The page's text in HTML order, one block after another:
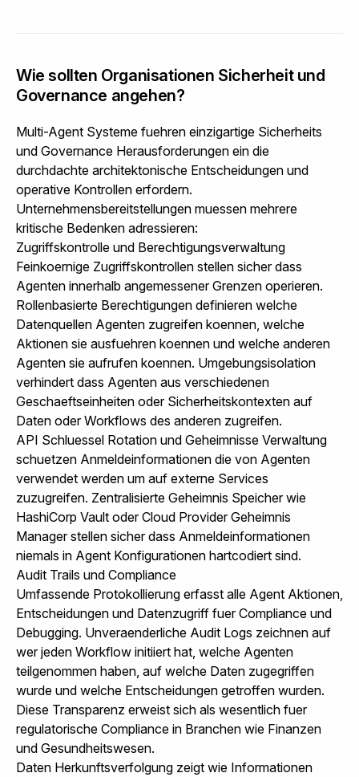
Wie sollten Organisationen Sicherheit und
Governance angehen?
Multi-Agent Systeme fuehren einzigartige Sicherheits
und Governance Herausforderungen ein die
durchdachte architektonische Entscheidungen und
operative Kontrollen erfordern.
Unternehmensbereitstellungen muessen mehrere
kritische Bedenken adressieren:
Zugriffskontrolle und Berechtigungsverwaltung
Feinkoernige Zugriffskontrollen stellen sicher dass
Agenten innerhalb angemessener Grenzen operieren.
Rollenbasierte Berechtigungen definieren welche
Datenquellen Agenten zugreifen koennen, welche
Aktionen sie ausfuehren koennen und welche anderen
Agenten sie aufrufen koennen. Umgebungsisolation
verhindert dass Agenten aus verschiedenen
Geschaeftseinheiten oder Sicherheitskontexten auf
Daten oder Workflows des anderen zugreifen.
API Schluessel Rotation und Geheimnisse Verwaltung
schuetzen Anmeldeinformationen die von Agenten
verwendet werden um auf externe Services
zuzugreifen. Zentralisierte Geheimnis Speicher wie
HashiCorp Vault oder Cloud Provider Geheimnis
Manager stellen sicher dass Anmeldeinformationen
niemals in Agent Konfigurationen hartcodiert sind.
Audit Trails und Compliance
Umfassende Protokollierung erfasst alle Agent Aktionen,
Entscheidungen und Datenzugriff fuer Compliance und
Debugging. Unveraenderliche Audit Logs zeichnen auf
wer jeden Workflow initiiert hat, welche Agenten
teilgenommen haben, auf welche Daten zugegriffen
wurde und welche Entscheidungen getroffen wurden.
Diese Transparenz erweist sich als wesentlich fuer
regulatorische Compliance in Branchen wie Finanzen
und Gesundheitswesen.
Daten Herkunftsverfolgung zeigt wie Informationen